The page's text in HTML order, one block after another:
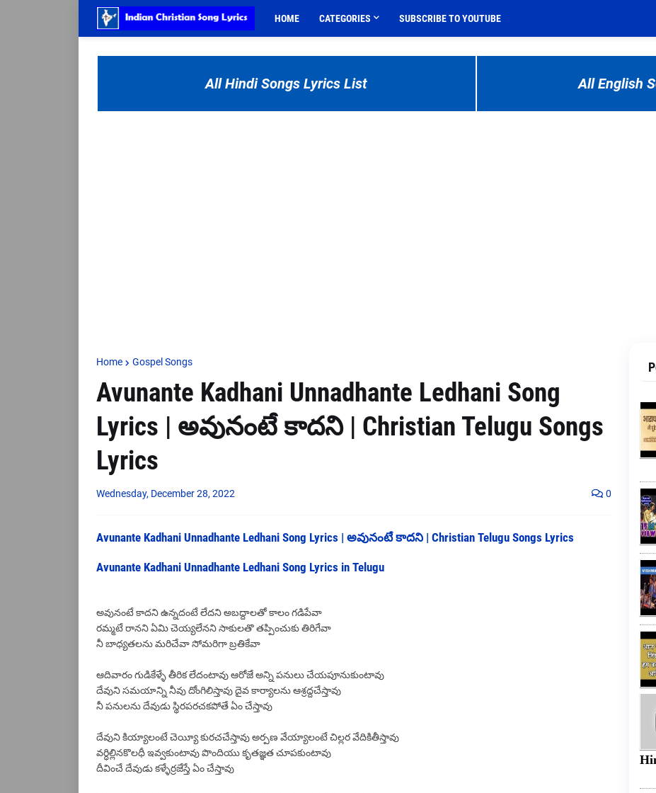
HOME CATEGORIES SUBSCRIBE TO YOUTUBE
All Hindi Songs Lyrics List All English
Home Gospel Songs
Avunante Kadhani Unnadhante Ledhani Song
Lyrics | అవునంటే కాదని | Christian Telugu Songs
Lyrics
Wednesday, December 28, 2022 0
Avunante Kadhani Unnadhante Ledhani Song Lyrics | అవునంటే కాదని | Christian Telugu Songs Lyrics
Avunante Kadhani Unnadhante Ledhani Song Lyrics in Telugu
అవునంటే కాదని ఉన్నదంటే లేదని అబద్దాలతో కాలం గడిపేవా
రమ్మటే రానని ఏమి చెయ్యలేనని సాకులతొ తప్పించుకు తిరిగేవా
నీ బాధ్యతలను మరిచేవా సోమరిగా బ్రతికేవా
ఆదివారం గుడికేళ్ళే తీరిక లేదంటావు ఆరోజే అన్ని పనులు చేయపూనుకుంటావు
దేవుని సమయాన్ని నీవు దోంగిలిస్తావు దైవ కార్యాలను ఆశ్రద్దచేస్తావు
నీ పనులను దేవుడు స్థిరపరచకపోతే ఏం చేస్తావు
దేవుని కియ్యాలంటే చెయ్యీ కురచచేస్తావు అర్పణ వేయ్యాలంటే చిల్లర వేదికితీస్తావు
వర్ధిల్లినకొలధీ ఇవ్వకుంటావు పొందియు కృతజ్ఞత చూపకుంటావు
దీవించే దేవుడు కళ్ళేర్రజేస్తే ఏం చేస్తావు